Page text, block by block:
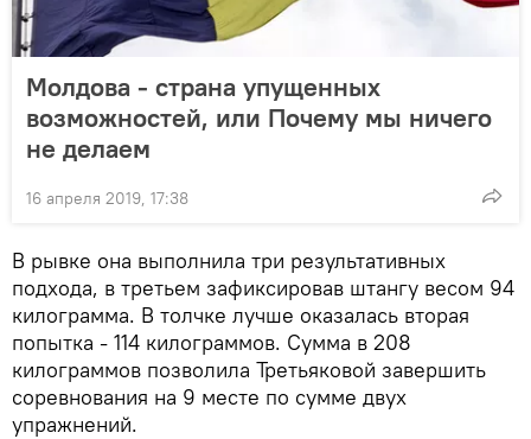
Молдова - страна упущенных
возможностей, или Почему мы ничего
не делаем
16 апреля 2019, 17:38
В рывке она выполнила три результативных
подхода, в третьем зафиксировав штангу весом 94
килограмма. В толчке лучше оказалась вторая
попытка - 114 килограммов. Сумма в 208
килограммов позволила Третьяковой завершить
соревнования на 9 месте по сумме двух
упражнений.